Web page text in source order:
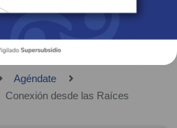
Directorio Servicios En Línea
Agéndate
Conexión desde las Raíces